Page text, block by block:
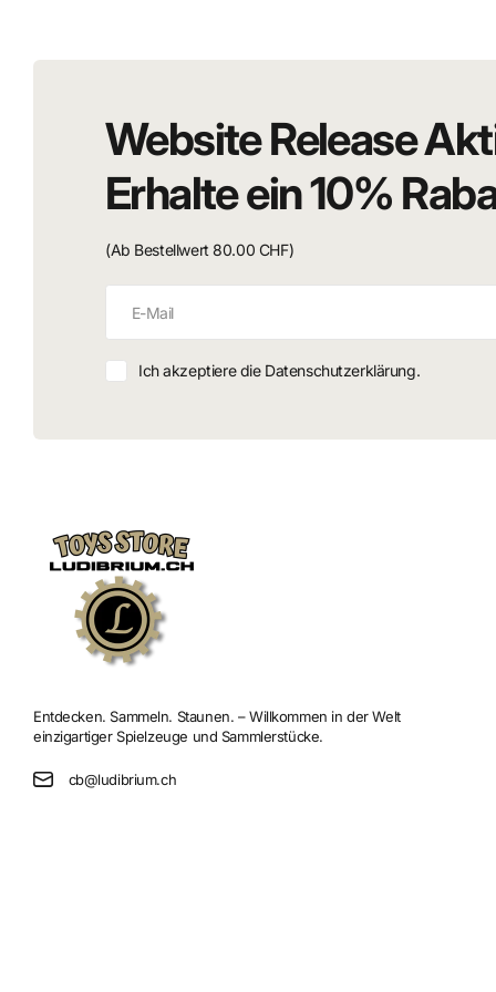
🎭 Perfekt geeignet für:
Fotoshootings mit dramatischem Storytelling
Zelda-Fans & Sammler
DIY- und Crafting-Enthusiasten
Website Release
Erhalte ein 10%
(Ab Bestellwert 80.00 CHF)
Ich akzeptiere die Datenschutzerklärung.
Entdecken. Sammeln. Staunen. – Willkommen in der Welt
einzigartiger Spielzeuge und Sammlerstücke.
cb@ludibrium.ch